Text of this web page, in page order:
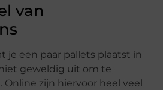
van
je een paar pallets plaatst in
geweldig uit om te
Online zijn hiervoor heel veel